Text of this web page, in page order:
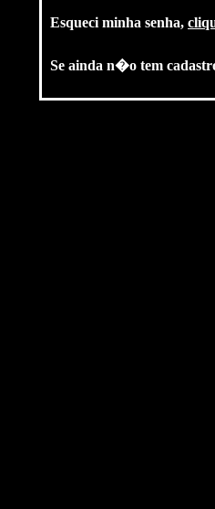
Esqueci minha senha,
Se ainda n�o tem